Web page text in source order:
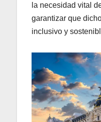
la necesidad vital
garantizar que
inclusivo y